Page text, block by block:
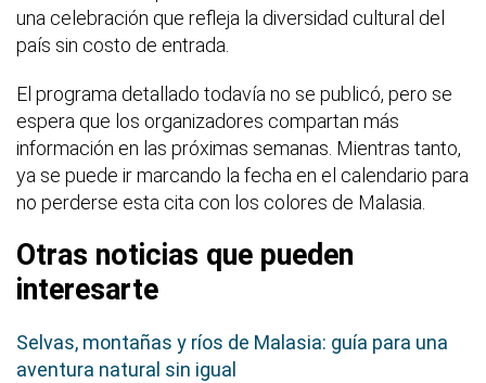
una celebración que refleja la diversidad cultural del
país sin costo de entrada.
El programa detallado todavía no se publicó, pero se
espera que los organizadores compartan más
información en las próximas semanas. Mientras tanto,
ya se puede ir marcando la fecha en el calendario para
no perderse esta cita con los colores de Malasia.
Otras noticias que pueden
interesarte
Selvas, montañas y ríos de Malasia: guía para una
aventura natural sin igual